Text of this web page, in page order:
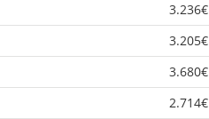
3.236€
3.205€
3.680€
2.714€